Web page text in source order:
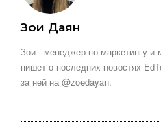
Зои Даян
Зои - менеджер по маркетингу
пишет о последних новостях
за ней на @zoedayan.